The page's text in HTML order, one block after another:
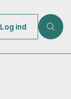
Log ind